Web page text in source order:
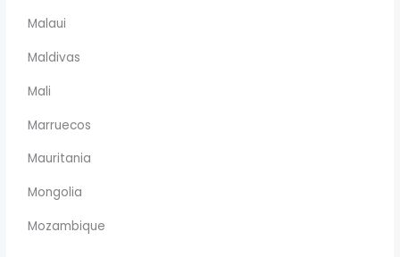
Malaui
Maldivas
Mali
Marruecos
Mauritania
Mongolia
Mozambique